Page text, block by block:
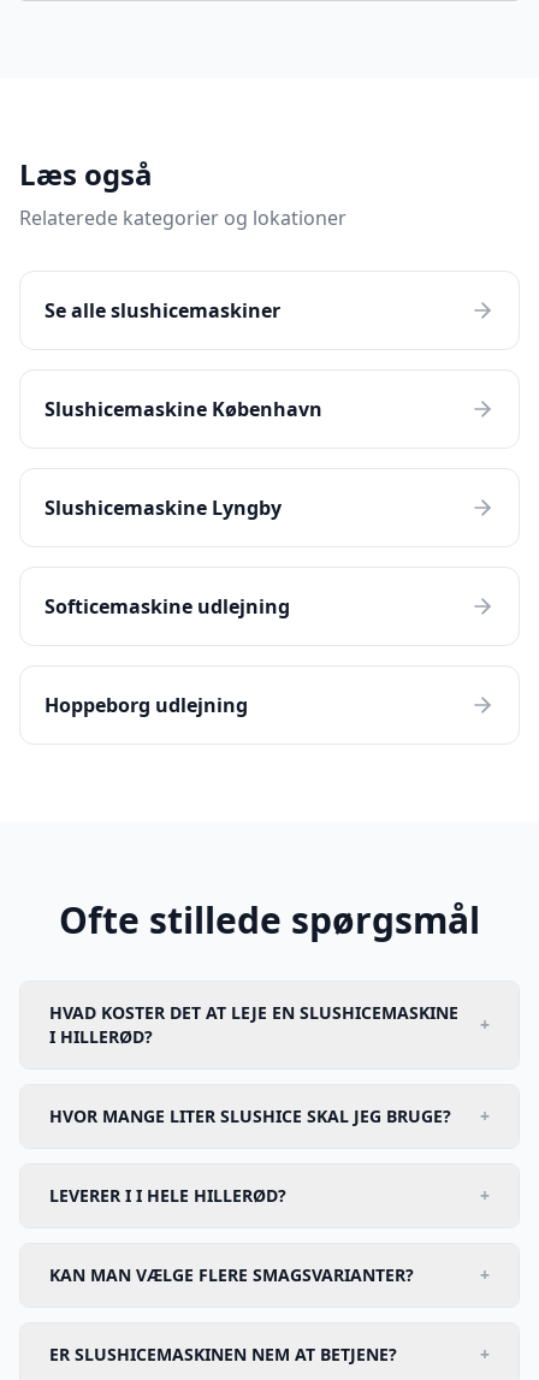
Læs også
Relaterede kategorier og lokationer
Se alle slushicemaskiner
Slushicemaskine København
Slushicemaskine Lyngby
Softicemaskine udlejning
Hoppeborg udlejning
Ofte stillede spørgsmål
HVAD KOSTER DET AT LEJE EN SLUSHICEMASKINE
I HILLERØD?
+
HVOR MANGE LITER SLUSHICE SKAL JEG BRUGE? +
LEVERER I I HELE HILLERØD? +
KAN MAN VÆLGE FLERE SMAGSVARIANTER? +
ER SLUSHICEMASKINEN NEM AT BETJENE? +